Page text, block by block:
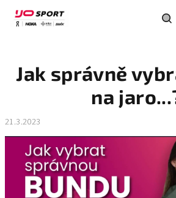
obsah
Jak správně
na
21.3.2023